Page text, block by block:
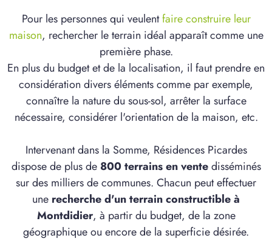
Pour les personnes qui veulentfaire construire leur
maison, rechercher le terrain idéal apparaît comme une
première phase.
En plus du budget et de la localisation, il faut prendre en
considération divers éléments comme par exemple,
connaître la nature du sous-sol, arrêter la surface
nécessaire, considérer l'orientation de la maison, etc.
Intervenant dans la Somme, Résidences Picardes
dispose de plus de 800 terrains en ventedisséminés
sur des milliers de communes. Chacun peut effectuer
une recherche d'un terrain constructible à
Montdidier, à partir du budget, de la zone
géographique ou encore de la superficie désirée.